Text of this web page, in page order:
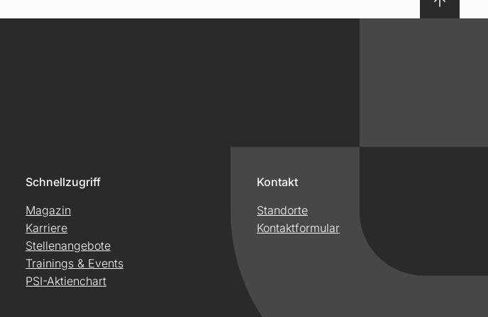
Schnellzugriff
Magazin
Karriere
Stellenangebote
Trainings & Events
PSI-Aktienchart
Kontakt
Standorte
Kontaktformular